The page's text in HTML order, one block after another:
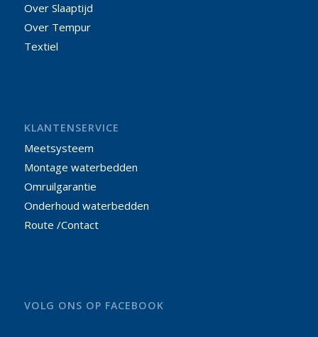
Over Slaaptijd
Over Tempur
Textiel
KLANTENSERVICE
Meetsysteem
Montage waterbedden
Omruilgarantie
Onderhoud waterbedden
Route /Contact
VOLG ONS OP FACEBOOK